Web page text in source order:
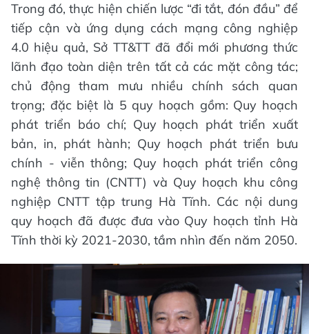
Trong đó, thực hiện chiến lược “đi tắt, đón đầu” để
tiếp cận và ứng dụng cách mạng công nghiệp
4.0 hiệu quả, Sở TT&TT đã đổi mới phương thức
lãnh đạo toàn diện trên tất cả các mặt công tác;
chủ động tham mưu nhiều chính sách quan
trọng; đặc biệt là 5 quy hoạch gồm: Quy hoạch
phát triển báo chí; Quy hoạch phát triển xuất
bản, in, phát hành; Quy hoạch phát triển bưu
chính - viễn thông; Quy hoạch phát triển công
nghệ thông tin (CNTT) và Quy hoạch khu công
nghiệp CNTT tập trung Hà Tĩnh. Các nội dung
quy hoạch đã được đưa vào Quy hoạch tỉnh Hà
Tĩnh thời kỳ 2021-2030, tầm nhìn đến năm 2050.